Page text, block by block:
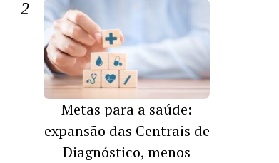
Metas para a saúde:
expansão das Centrais de
Diagnóstico, menos